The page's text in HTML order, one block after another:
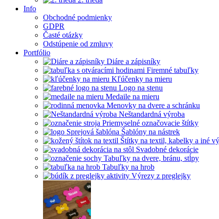
Info
Obchodné podmienky
GDPR
Časté otázky
Odstúpenie od zmluvy
Portfólio
Diáre a zápisníky
Firemné tabuľky
Kľúčenky na mieru
Logo na stenu
Medaile na mieru
Menovky na dvere a schránku
Neštandardná výroba
Priemyselné označovacie štítky
Šablóny na nástrek
Štítky na textil, kabelky a iné
Svadobné dekorácie
Tabuľky na dvere, bránu, stĺpy
Tabuľky na hrob
Výrezy z preglejky